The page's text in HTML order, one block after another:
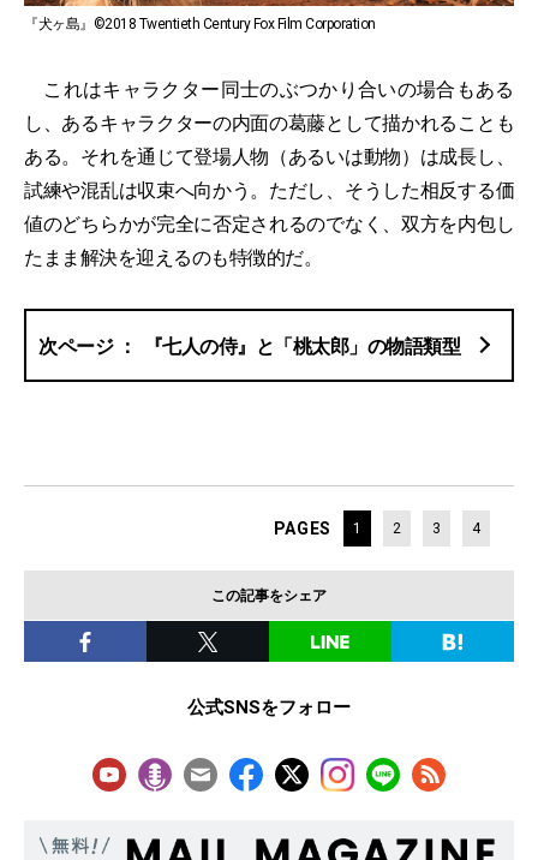
『犬ヶ島』©2018 Twentieth Century Fox Film Corporation
これはキャラクター同士のぶつかり合いの場合もある
し、あるキャラクターの内面の葛藤として描かれることも
ある。それを通じて登場人物（あるいは動物）は成長し、
試練や混乱は収束へ向かう。ただし、そうした相反する価
値のどちらかが完全に否定されるのでなく、双方を内包し
たまま解決を迎えるのも特徴的だ。
『七人の侍』と「桃太郎」の物語類型
PAGES 1 2 3 4
この記事をシェア
公式SNSをフォロー